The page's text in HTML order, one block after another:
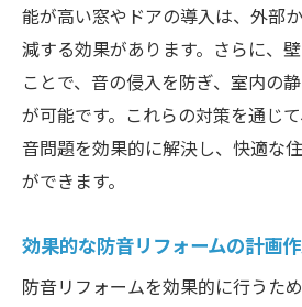
壁の防音リフォームで快
音漏れを防ぐ壁と床の一
リフォームで叶える大阪府
大阪府の住まいに最適な
防音リフォームで得られ
画
快適な暮らしを支える防
能が高い窓やドアの導入は、外部
減する効果があります。さらに、
ことで、音の侵入を防ぎ、室内の
が可能です。これらの対策を通じ
音問題を効果的に解決し、快適な
ができます。
効果的な防音リフォームの計画
防音リフォームを効果的に行うた